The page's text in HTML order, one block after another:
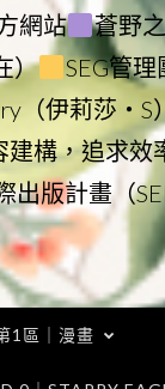
網站
蒼野
）
SEG管理
（伊莉莎・S
構，追求效
出版計畫（
1區｜漫畫